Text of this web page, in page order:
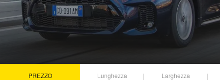
PREZZO Lunghezza Larghezza